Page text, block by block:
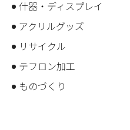
什器・ディスプレイ
アクリルグッズ
リサイクル
テフロン加工
ものづくり